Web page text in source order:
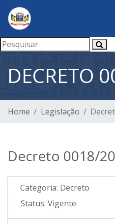
DECRETO
Home Legislação
Decreto 0018/
Categoria: Decreto
Status: Vigente